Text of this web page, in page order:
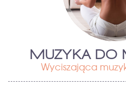
MUZYKA DO
Wyciszająca